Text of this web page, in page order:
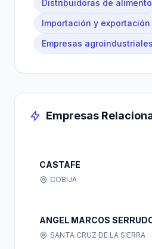
Distribuidoras de
Importación y exportación
Empresas agroindustriales
Empresas
CASTAFE
COBIJA
ANGEL MARCOS
SANTA CRUZ DE LA SIERRA